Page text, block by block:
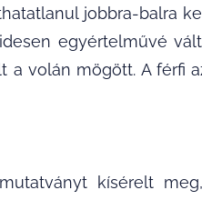
jobbra-balra
egyértelművé
a volán mögött. A férfi
kísérelt